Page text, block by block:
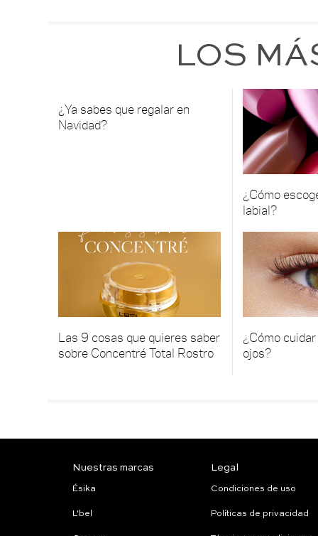
LOS
¿Ya sabes que regalar en
Navidad?
¿Cómo
labial?
Las 9 cosas que quieres saber
sobre Concentré Total Rostro
¿Cómo
ojos?
Nuestras marcas
Ésika
L'bel
Legal
Condiciones de uso
Políticas de privacidad